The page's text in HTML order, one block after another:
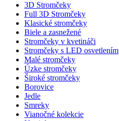
3D Stromčeky
Full 3D Stromčeky
Klasické stromčeky
Biele a zasnežené
Stromčeky v kvetináči
Stromčeky s LED osvetlením
Malé stromčeky
Úzke stromčeky
Široké stromčeky
Borovice
Jedle
Smreky
Vianočné kolekcie